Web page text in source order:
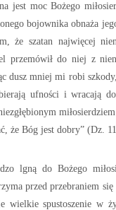
jest moc Bożego
bojownika obnaża
że szatan najwięcej
przemówił do niej z
dusz mniej mi robi
ufności i wracają
że Bóg jest dobry” (Dz.
lgną do Bożego
przed przebraniem
wielkie spustoszenie w